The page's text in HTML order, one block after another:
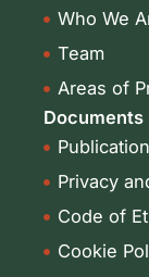
Who We
Team
Areas of
Documents
Privacy
Code of
Cookie